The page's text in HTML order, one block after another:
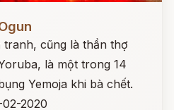
cũng là thần thợ
là một trong 14
Yemoja khi bà chết.
2020